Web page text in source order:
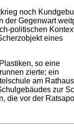
noch
der Gegenwart
politischen
eines
so eine
zierte; ein
am
zur
die vor der